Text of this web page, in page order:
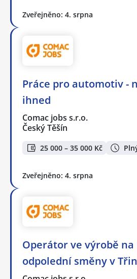
Zveřejněno: 4. srpna
Práce pro automotiv -
ihned
Comac jobs s.r.o.
Český Těšín
25 000 – 35 000 Kč
Zveřejněno: 4. srpna
Operátor ve výrobě na
odpolední směny v